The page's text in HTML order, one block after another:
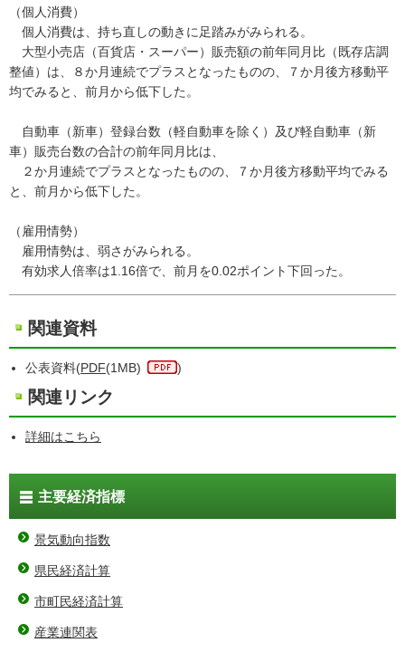
（個人消費）
個人消費は、持ち直しの動きに足踏みがみられる。
大型小売店（百貨店・スーパー）販売額の前年同月比（既存店調
整値）は、８か月連続でプラスとなったものの、７か月後方移動平
均でみると、前月から低下した。
自動車（新車）登録台数（軽自動車を除く）及び軽自動車（新
車）販売台数の合計の前年同月比は、
２か月連続でプラスとなったものの、７か月後方移動平均でみる
と、前月から低下した。
（雇用情勢）
雇用情勢は、弱さがみられる。
有効求人倍率は1.16倍で、前月を0.02ポイント下回った。
関連資料
公表資料(PDF(1MB) )
関連リンク
詳細はこちら
主要経済指標
景気動向指数
県民経済計算
市町民経済計算
産業連関表